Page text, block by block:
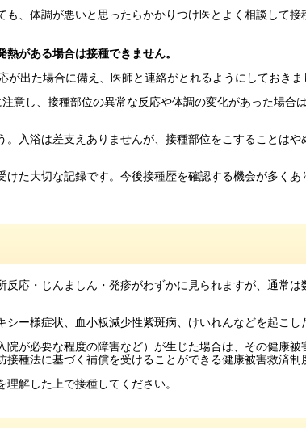
も、体調が悪いと思ったらかかりつけ医とよく相談して接
がある場合は接種できません。
が出た場合に備え、医師と連絡がとれるようにしておきま
意し、接種部位の異常な反応や体調の変化があった場合
。入浴は差支えありませんが、接種部位をこすることはや
けた大切な記録です。今後接種歴を確認する機会が多く
反応・じんましん・発疹がわずかに見られますが、通常
ー様症状、血小板減少性紫斑病、けいれんなどを起こし
院が必要な程度の障害など）が生じた場合は、その健康被
種法に基づく補償を受けることができる健康被害救済制
解した上で接種してください。